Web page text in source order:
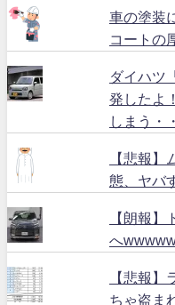
車の塗装
コートの
ダイハツ
発したよ
しまう・
【悲報】
態、ヤバ
【朗報】
へ
【悲報】
ちゃ盗ま